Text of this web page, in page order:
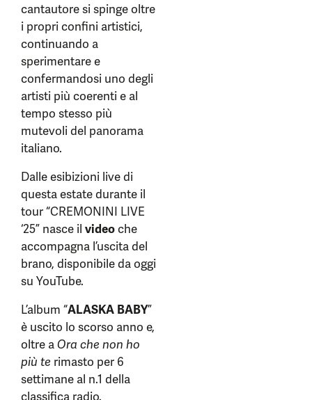
cantautore si spinge oltre
i propri confini artistici,
continuando a
sperimentare e
confermandosi uno degli
artisti più coerenti e al
tempo stesso più
mutevoli del panorama
italiano.
Dalle esibizioni live di
questa estate durante il
tour “CREMONINI LIVE
‘25” nasce il videoche
accompagna l’uscita del
brano, disponibile da oggi
su YouTube.
L’album “ALASKA BABY”
è uscito lo scorso anno e,
oltre aOra che non ho
più te rimasto per 6
settimane al n.1 della
classifica radio.